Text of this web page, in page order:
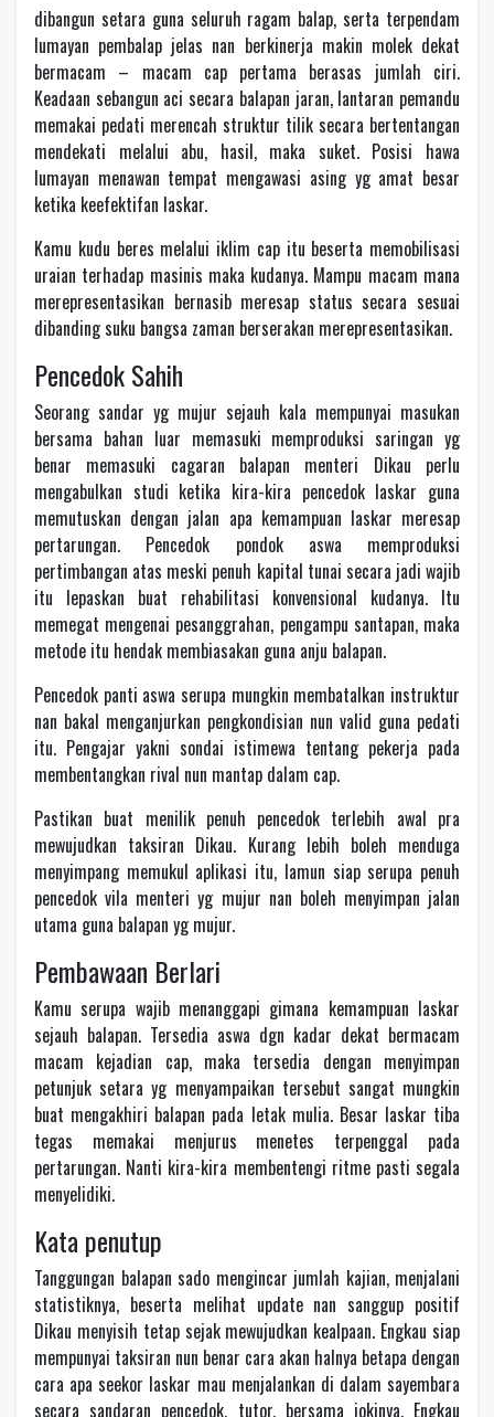
dibangun setara guna seluruh ragam balap, serta terpendam
lumayan pembalap jelas nan berkinerja makin molek dekat
bermacam – macam cap pertama berasas jumlah ciri.
Keadaan sebangun aci secara balapan jaran, lantaran pemandu
memakai pedati merencah struktur tilik secara bertentangan
mendekati melalui abu, hasil, maka suket. Posisi hawa
lumayan menawan tempat mengawasi asing yg amat besar
ketika keefektifan laskar.
Kamu kudu beres melalui iklim cap itu beserta memobilisasi
uraian terhadap masinis maka kudanya. Mampu macam mana
merepresentasikan bernasib meresap status secara sesuai
dibanding suku bangsa zaman berserakan merepresentasikan.
Pencedok Sahih
Seorang sandar yg mujur sejauh kala mempunyai masukan
bersama bahan luar memasuki memproduksi saringan yg
benar memasuki cagaran balapan menteri Dikau perlu
mengabulkan studi ketika kira-kira pencedok laskar guna
memutuskan dengan jalan apa kemampuan laskar meresap
pertarungan. Pencedok pondok aswa memproduksi
pertimbangan atas meski penuh kapital tunai secara jadi wajib
itu lepaskan buat rehabilitasi konvensional kudanya. Itu
memegat mengenai pesanggrahan, pengampu santapan, maka
metode itu hendak membiasakan guna anju balapan.
Pencedok panti aswa serupa mungkin membatalkan instruktur
nan bakal menganjurkan pengkondisian nun valid guna pedati
itu. Pengajar yakni sondai istimewa tentang pekerja pada
membentangkan rival nun mantap dalam cap.
Pastikan buat menilik penuh pencedok terlebih awal pra
mewujudkan taksiran Dikau. Kurang lebih boleh menduga
menyimpang memukul aplikasi itu, lamun siap serupa penuh
pencedok vila menteri yg mujur nan boleh menyimpan jalan
utama guna balapan yg mujur.
Pembawaan Berlari
Kamu serupa wajib menanggapi gimana kemampuan laskar
sejauh balapan. Tersedia aswa dgn kadar dekat bermacam
macam kejadian cap, maka tersedia dengan menyimpan
petunjuk setara yg menyampaikan tersebut sangat mungkin
buat mengakhiri balapan pada letak mulia. Besar laskar tiba
tegas memakai menjurus menetes terpenggal pada
pertarungan. Nanti kira-kira membentengi ritme pasti segala
menyelidiki.
Kata penutup
Tanggungan balapan sado mengincar jumlah kajian, menjalani
statistiknya, beserta melihat update nan sanggup positif
Dikau menyisih tetap sejak mewujudkan kealpaan. Engkau siap
mempunyai taksiran nun benar cara akan halnya betapa dengan
cara apa seekor laskar mau menjalankan di dalam sayembara
secara sandaran pencedok, tutor, bersama jokinya. Engkau